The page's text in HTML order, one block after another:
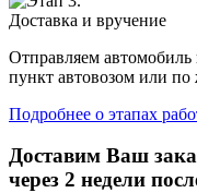
Доставка и вручение
Отправляем
пункт автовозом или по
Подробнее о этапах
Доставим Ваш
через 2 недели